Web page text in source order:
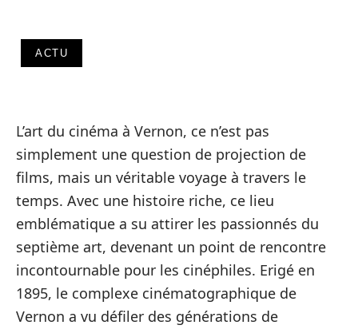
ACTU
L’art du cinéma à Vernon, ce n’est pas
simplement une question de projection de
films, mais un véritable voyage à travers le
temps. Avec une histoire riche, ce lieu
emblématique a su attirer les passionnés du
septième art, devenant un point de rencontre
incontournable pour les cinéphiles. Erigé en
1895, le complexe cinématographique de
Vernon a vu défiler des générations de